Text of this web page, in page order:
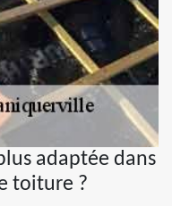
adaptée dans
toiture ?